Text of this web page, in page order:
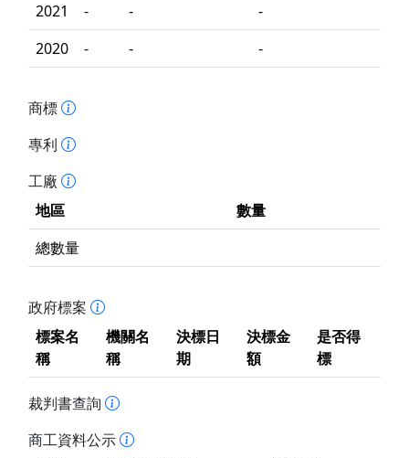
2021
- -
-
2020
- - -
商標
專利
工廠
地區
數量
總數量
政府標案
標案名
稱
機關名
稱
決標日
期
決標金
額
是否得
標
裁判書查詢
商工資料公示